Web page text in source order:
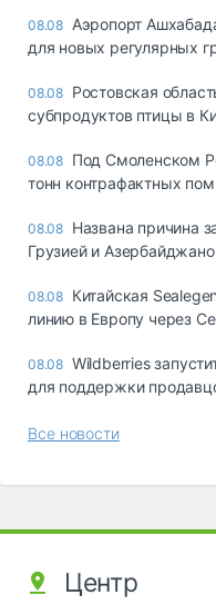
08.08 Аэропорт
для новых регулярных
08.08 Ростовская
субпродуктов птицы в
08.08 Под Смоленском
тонн контрафактных
08.08 Названа причина
Грузией и
08.08 Китайская
линию в Европу через
08.08 Wildberries
для поддержки
Все новости
Центр